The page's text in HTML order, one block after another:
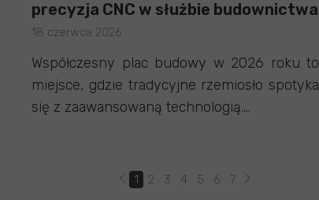
precyzja CNC w służbie budownictwa
18 czerwca 2026
Współczesny plac budowy w 2026 roku to
miejsce, gdzie tradycyjne rzemiosło spotyka
się z zaawansowaną technologią....
1 2 3 4 5 6 7